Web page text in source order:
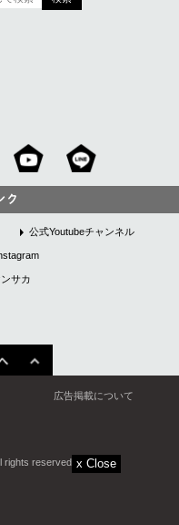
公式Youtubeチャンネル
サカ
広告掲載について
rights reserved.